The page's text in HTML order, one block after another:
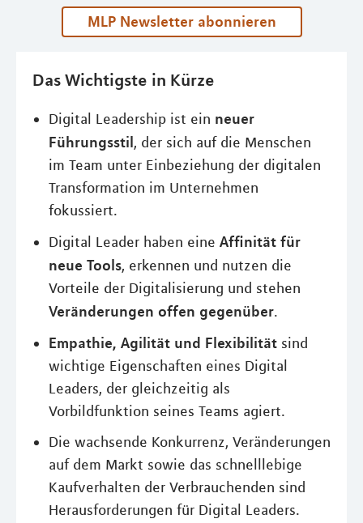
MLP Newsletter abonnieren
Das Wichtigste in Kürze
Digital Leadership ist ein neuer
Führungsstil, der sich auf die Menschen
im Team unter Einbeziehung der digitalen
Transformation im Unternehmen
fokussiert.
Digital Leader haben eine Affinität für
neue Tools, erkennen und nutzen die
Vorteile der Digitalisierung und stehen
Veränderungen offen gegenüber.
Empathie, Agilität und Flexibilität sind
wichtige Eigenschaften eines Digital
Leaders, der gleichzeitig als
Vorbildfunktion seines Teams agiert.
Die wachsende Konkurrenz, Veränderungen
auf dem Markt sowie das schnelllebige
Kaufverhalten der Verbrauchenden sind
Herausforderungen für Digital Leaders.